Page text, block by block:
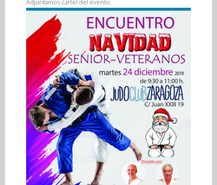
Adjuntamos cartel del evento: